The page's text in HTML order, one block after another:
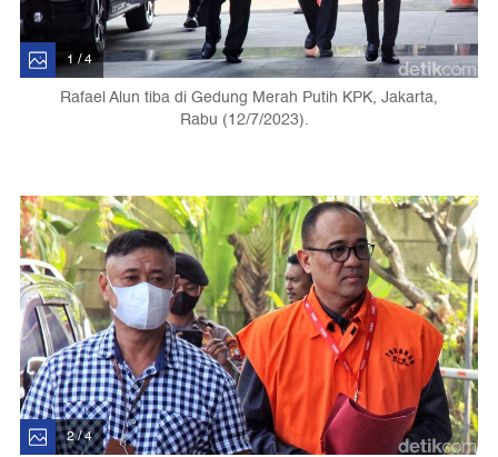
1 / 4
Rafael Alun tiba di Gedung Merah Putih KPK, Jakarta,
Rabu (12/7/2023).
2 / 4